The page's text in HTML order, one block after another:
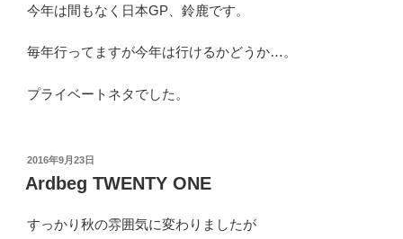
今年は間もなく日本GP、鈴鹿です。
毎年行ってますが今年は行けるかどうか…。
プライベートネタでした。
投
稿
日:
2016年9月23日
Ardbeg TWENTY ONE
すっかり秋の雰囲気に変わりましたが